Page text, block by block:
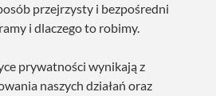
przejrzysty i bezpośredni
i dlaczego to robimy.
prywatności wynikają z
naszych działań oraz